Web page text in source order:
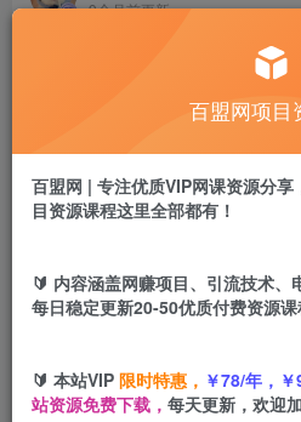
9个月前更新
盟币
立即购
小众赛道售卖朋友圈素材【教培
百盟网项目
百盟网 | 专注优质VIP网课资源分
目资源课程这里全部都有！
🔰 内容涵盖网赚项目、引流技术、
每日稳定更新20-50优质付费资源课
🔰 本站VIP 限时特惠， ￥78/年，
站资源免费下载， 每天更新，欢迎